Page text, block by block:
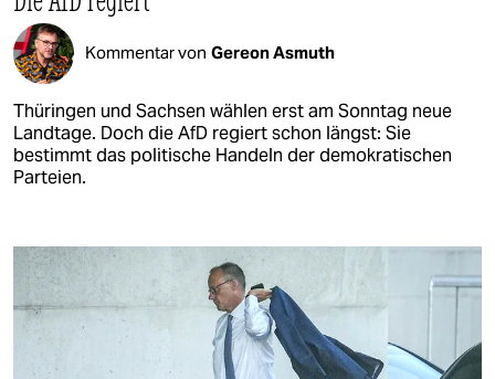
Kommentar von Gereon Asmuth
Thüringen und Sachsen wählen erst am Sonntag neue
Landtage. Doch die AfD regiert schon längst: Sie
bestimmt das politische Handeln der demokratischen
Parteien.